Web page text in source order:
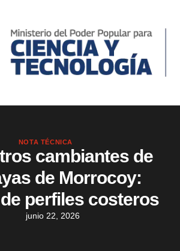
NOTA TÉCNICA
cambiantes de
de Morrocoy:
perfiles costeros
junio 22, 2026